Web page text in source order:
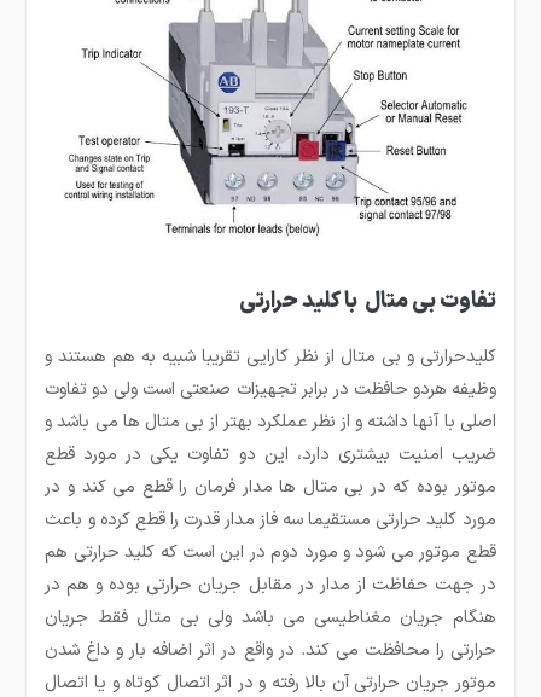
تفاوت بی متال با کلید حرارتی
کلیدحرارتی و بی متال از نظر کارایی تقریبا شبیه به هم هستند و
وظیفه هردو حافظت در برابر تجهیزات صنعتی است ولی دو تفاوت
اصلی با آنها داشته و از نظر عملکرد بهتر از بی متال ها می باشد و
ضریب امنیت بیشتری دارد، این دو تفاوت یکی در مورد قطع
موتور بوده که در بی متال ها مدار فرمان را قطع می کند و در
مورد کلید حرارتی مستقیما سه فاز مدار قدرت را قطع کرده و باعث
قطع موتور می شود و مورد دوم در این است که کلید حرارتی هم
در جهت حفاظت از مدار در مقابل جریان حرارتی بوده و هم در
هنگام جریان مغناطیسی می باشد ولی بی متال فقط جریان
حرارتی را محافظت می کند. در واقع در اثر اضافه بار و داغ شدن
موتور جریان حرارتی آن بالا رفته و در اثر اتصال کوتاه و یا اتصال